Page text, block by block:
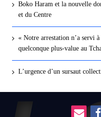
Boko Haram et la nouvelle
et du Centre
« Notre arrestation n’a servi
quelconque plus-value au
L’urgence d’un sursaut